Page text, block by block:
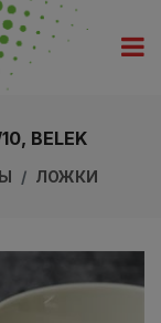
BELEK
ЛОЖКИ